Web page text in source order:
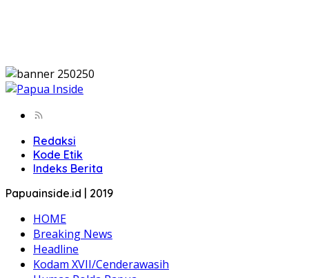
Redaksi
Kode Etik
Indeks Berita
Papuainside.id | 2019
HOME
Breaking News
Headline
Kodam XVII/Cenderawasih